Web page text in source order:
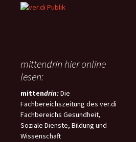
mittendrin hier online
lesen:
mittendrin:Die
Fachbereichszeitung des ver.di
Fachbereichs Gesundheit,
Soziale Dienste, Bildung und
Wissenschaft